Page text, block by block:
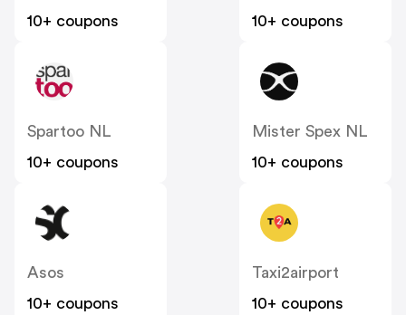
10+ coupons
10+ coupons
Spartoo NL
10+ coupons
Mister Spex NL
10+ coupons
Asos
10+ coupons
Taxi2airport
10+ coupons